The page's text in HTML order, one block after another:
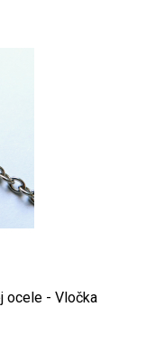
ocele - Vločka